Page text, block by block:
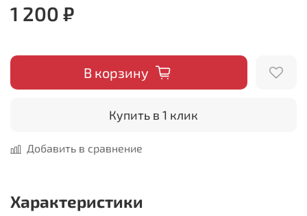
1 200 ₽
В корзину
Купить в 1 клик
Добавить в сравнение
Характеристики